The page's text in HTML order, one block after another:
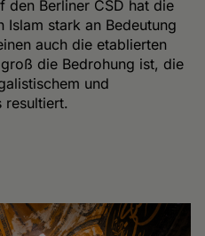
den Berliner CSD hat die
Islam stark an Bedeutung
auch die etablierten
die Bedrohung ist, die
und
resultiert.